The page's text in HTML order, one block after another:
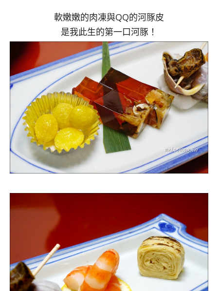
軟嫩嫩的肉凍與QQ的河豚皮
是我此生的第一口河豚！